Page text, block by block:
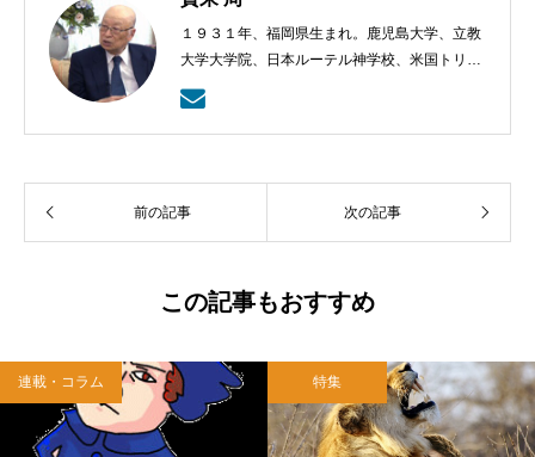
１９３１年、福岡県生まれ。鹿児島大学、立教
大学大学院、日本ルーテル神学校、米国トリニ
ティー・ルーテル神学校卒業。日本福音ルーテ
ル教会牧師として、京都賀茂川、東京、札幌、
武蔵野教会を牧会。その後、ルーテル学院大学
前の記事
次の記事
この記事もおすすめ
連載・コラム 特集